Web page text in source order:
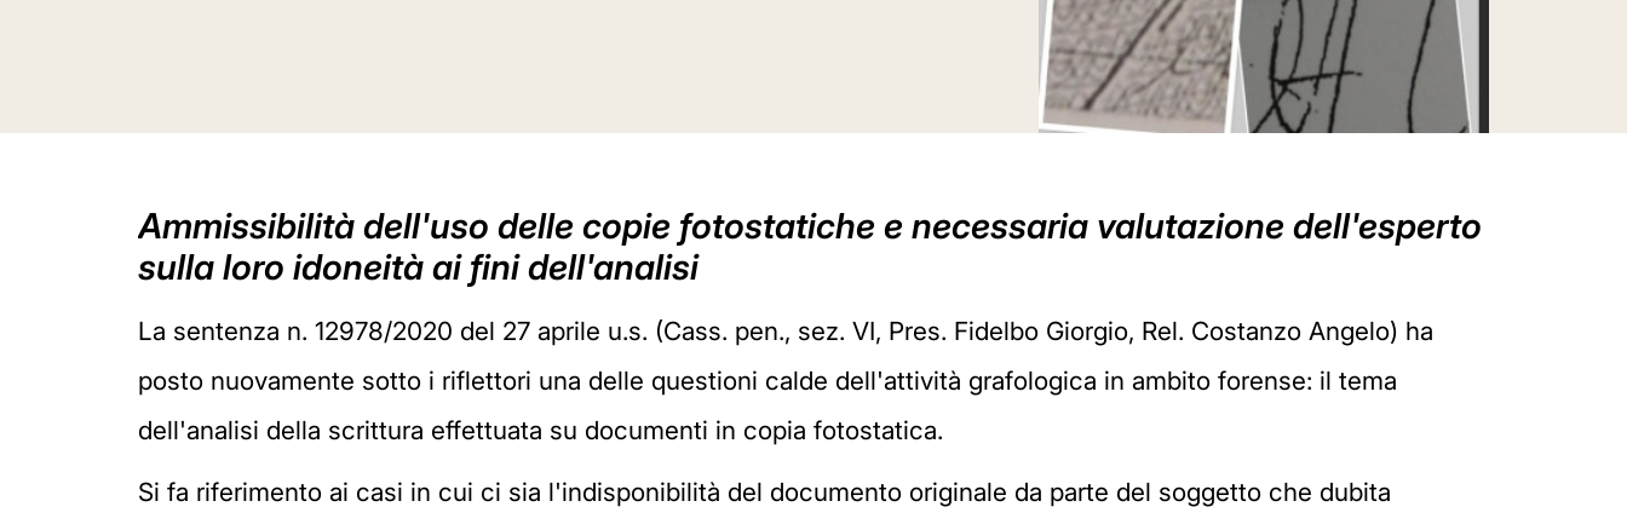
Ammissibilità dell'uso delle copie fotostatiche e necessaria valutazione dell'esperto
sulla loro idoneità ai fini dell'analisi
La sentenza n. 12978/2020 del 27 aprile u.s. (Cass. pen., sez. VI, Pres. Fidelbo Giorgio, Rel. Costanzo Angelo) ha
posto nuovamente sotto i riflettori una delle questioni calde dell'attività grafologica in ambito forense: il tema
dell'analisi della scrittura effettuata su documenti in copia fotostatica.
Si fa riferimento ai casi in cui ci sia l'indisponibilità del documento originale da parte del soggetto che dubita